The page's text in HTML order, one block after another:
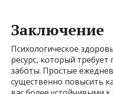
Заключение
Психологическое
ресурс, который
заботы. Простые
существенно повысить